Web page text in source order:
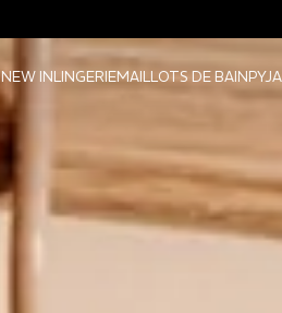
NEW INLINGERIEMAILLOTS DE BAIN